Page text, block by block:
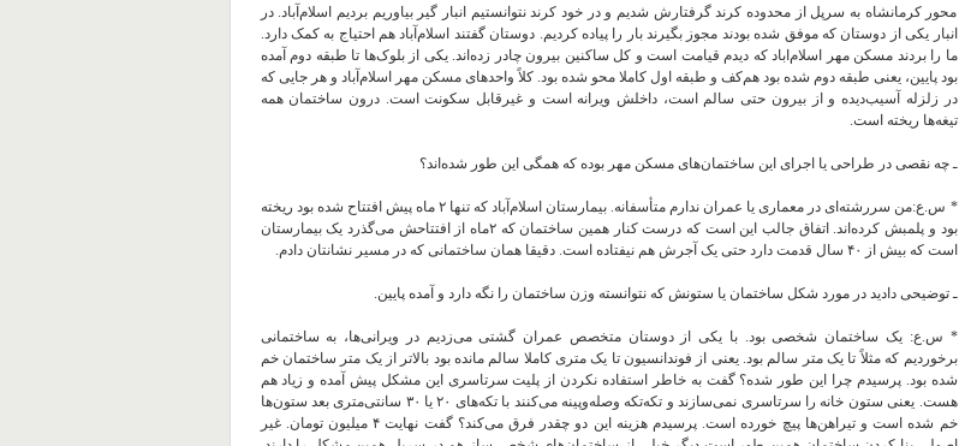
محور کرمانشاه به سرپل از محدوده کرند گرفتارش شدیم و در خود کرند نتوانستیم انبار گیر بیاوریم بردیم اسلام‌آباد. در
انبار یکی از دوستان که موفق شده بودند مجوز بگیرند بار را پیاده کردیم. دوستان گفتند اسلام‌آباد هم احتیاج به کمک دارد.
ما را بردند مسکن مهر اسلام‌اباد که دیدم قیامت است و کل ساکنین بیرون چادر زده‌اند. یکی از بلوک‌‌ها تا طبقه دوم آمده
بود پایین، یعنی طبقه دوم شده بود هم‌کف و طبقه اول کاملا محو شده بود. کلاً واحدهای مسکن مهر اسلام‌آباد و هر جایی که
در زلزله آسیب‌دیده و از بیرون حتی سالم است، داخلش ویرانه است و غیرقابل سکونت است. درون ساختمان همه
تیغه‌ها ریخته است.
ـ چه نقصی در طراحی یا اجرای این ساختمان‌های مسکن مهر بوده که همگی این طور شده‌اند؟
* س.ع:من سررشته‌ای در معماری یا عمران ندارم متأسفانه. بیمارستان اسلام‌آباد که تنها ۲ ماه پیش افتتاح شده بود ریخته
بود و پلمبش کرده‌اند. اتفاق جالب این است که درست کنار همین ساختمان که ۲ماه از افتتاحش می‌گذرد یک بیمارستان
است که بیش از ۴۰ سال قدمت دارد حتی یک آجرش هم نیفتاده است. دقیقا همان ساختمانی که در مسیر نشانتان دادم.
ـ توضیحی دادید در مورد شکل ساختمان یا ستونش که نتوانسته وزن ساختمان را نگه دارد و آمده پایین.
* س.ع: یک ساختمان شخصی بود. با یکی از دوستان متخصص عمران گشتی می‌زدیم در ویرانی‌ها، به ساختمانی
برخوردیم که مثلاً تا یک متر سالم بود. یعنی از فوندانسیون تا یک متری کاملا سالم مانده بود بالاتر از یک متر ساختمان خم
شده بود. پرسیدم چرا این طور شده؟ گفت به خاطر استفاده نکردن از پلیت سرتاسری این مشکل پیش آمده و زیاد هم
هست. یعنی ستون خانه را سرتاسری نمی‌سازند و تکه‌تکه وصله‌وپینه می‌کنند با تکه‌های ۲۰ یا ۳۰ سانتی‌متری بعد ستون‌ها
خم شده است و تیر‌اهن‌‌ها پیچ خورده است. پرسیدم هزینه این دو چقدر فرق می‌کند؟ گفت نهایت ۴ میلیون تومان. غیر